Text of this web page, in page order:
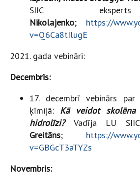
SIIC
Nikolajenko; https://
v=Q6Ca8tIlugE
2021. gada vebināri:
Decembris:
17. decembrī vebinārs
ķīmijā: Kā veidot
hidrolīzi?Vadīja LU
Greitāns; https://
v=GBGcT3aTYZs
Novembris: